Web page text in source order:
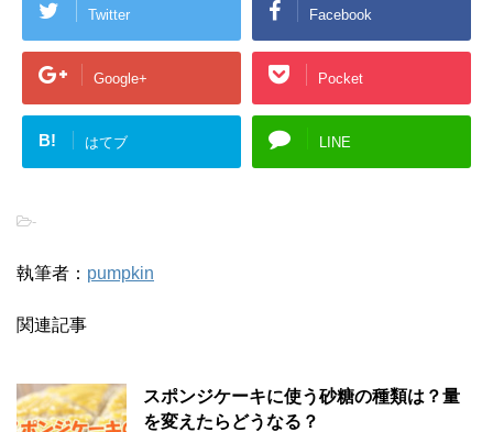
Twitter Facebook
Google+ Pocket
B! はてブ LINE
-
執筆者： pumpkin
関連記事
スポンジケーキに使う砂糖の種類は？量
を変えたらどうなる？